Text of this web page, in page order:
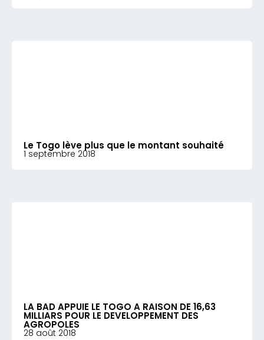
Le Togo lève plus que le montant souhaité
1 septembre 2018
LA BAD APPUIE LE TOGO A RAISON DE 16,63
MILLIARS POUR LE DEVELOPPEMENT DES
AGROPOLES
28 août 2018